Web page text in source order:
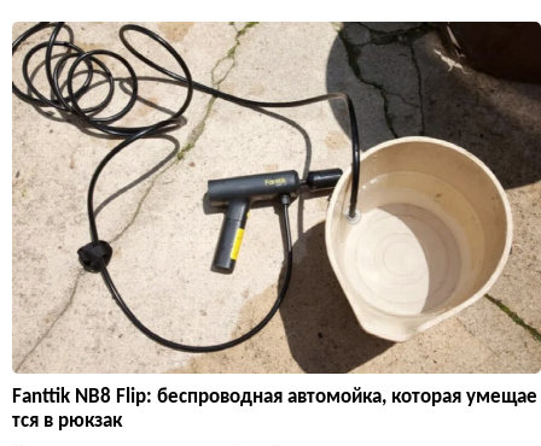
Fanttik NB8 Flip: беспроводная автомойка, которая умещае
тся в рюкзак